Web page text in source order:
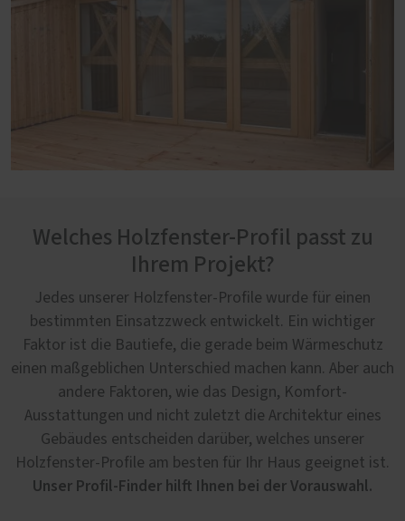
Welches Holzfenster-Profil passt zu
Ihrem Projekt?
Jedes unserer Holzfenster-Profile wurde für einen
bestimmten Einsatzzweck entwickelt. Ein wichtiger
Faktor ist die Bautiefe, die gerade beim Wärmeschutz
einen maßgeblichen Unterschied machen kann. Aber auch
andere Faktoren, wie das Design, Komfort-
Ausstattungen und nicht zuletzt die Architektur eines
Gebäudes entscheiden darüber, welches unserer
Holzfenster-Profile am besten für Ihr Haus geeignet ist.
Unser Profil-Finder hilft Ihnen bei der Vorauswahl.